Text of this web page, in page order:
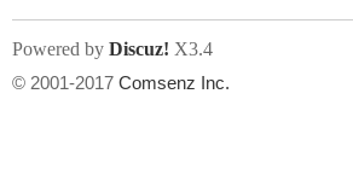
Powered by Discuz! X3.4
© 2001-2017 Comsenz Inc.